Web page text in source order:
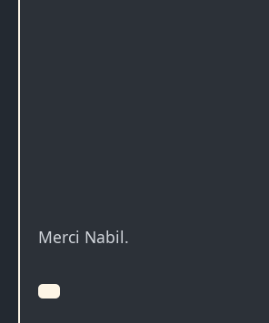
Merci Nabil.